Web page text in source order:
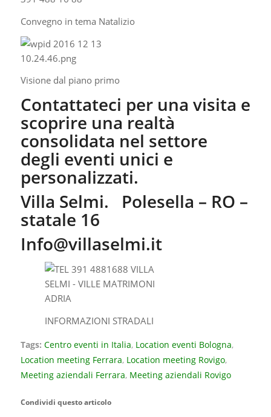
Convegno in tema Natalizio
Visione dal piano primo
Contattateci per una visita e
scoprire una realtà
consolidata nel settore
degli eventi unici e
personalizzati.
Villa Selmi. Polesella – RO –
statale 16
Info@villaselmi.it
INFORMAZIONI STRADALI
Tags: Centro eventi in Italia, Location eventi Bologna,
Location meeting Ferrara, Location meeting Rovigo,
Meeting aziendali Ferrara, Meeting aziendali Rovigo
Condividi questo articolo